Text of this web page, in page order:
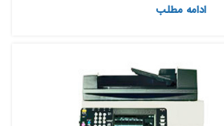
ادامه مطلب